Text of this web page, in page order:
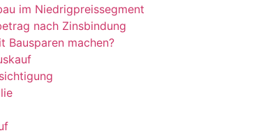
im Niedrigpreissegment
nach Zinsbindung
Bausparen machen?